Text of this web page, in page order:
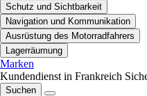
Schutz und Sichtbarkeit
Navigation und Kommunikation
Ausrüstung des Motorradfahrers
Lagerräumung
Marken
Kundendienst in Frankreich
Suchen